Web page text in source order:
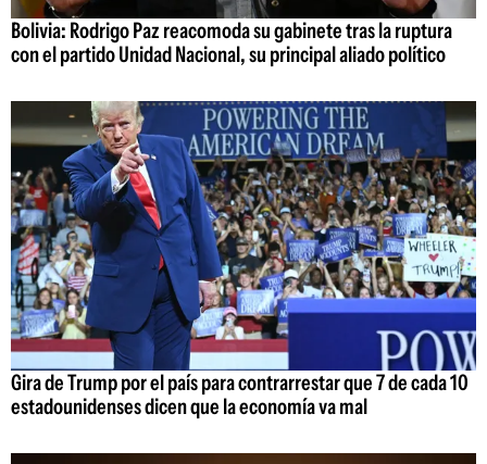
Bolivia: Rodrigo Paz reacomoda su gabinete tras la ruptura
con el partido Unidad Nacional, su principal aliado político
Gira de Trump por el país para contrarrestar que 7 de cada 10
estadounidenses dicen que la economía va mal